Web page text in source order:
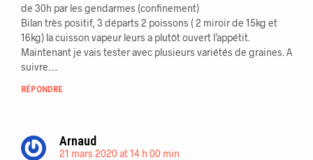
de 30h par les gendarmes (confinement)
Bilan très positif, 3 départs 2 poissons ( 2 miroir de 15kg et
16kg) la cuisson vapeur leurs a plutôt ouvert l’appétit.
Maintenant je vais tester avec plusieurs variétés de graines. A
suivre….
RÉPONDRE
Arnaud
21 mars 2020 at 14 h 00 min